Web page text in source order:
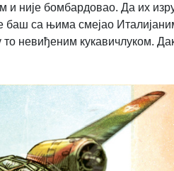
није бомбардовао. Да их
са њима смејао
невиђеним кукавичлуком.